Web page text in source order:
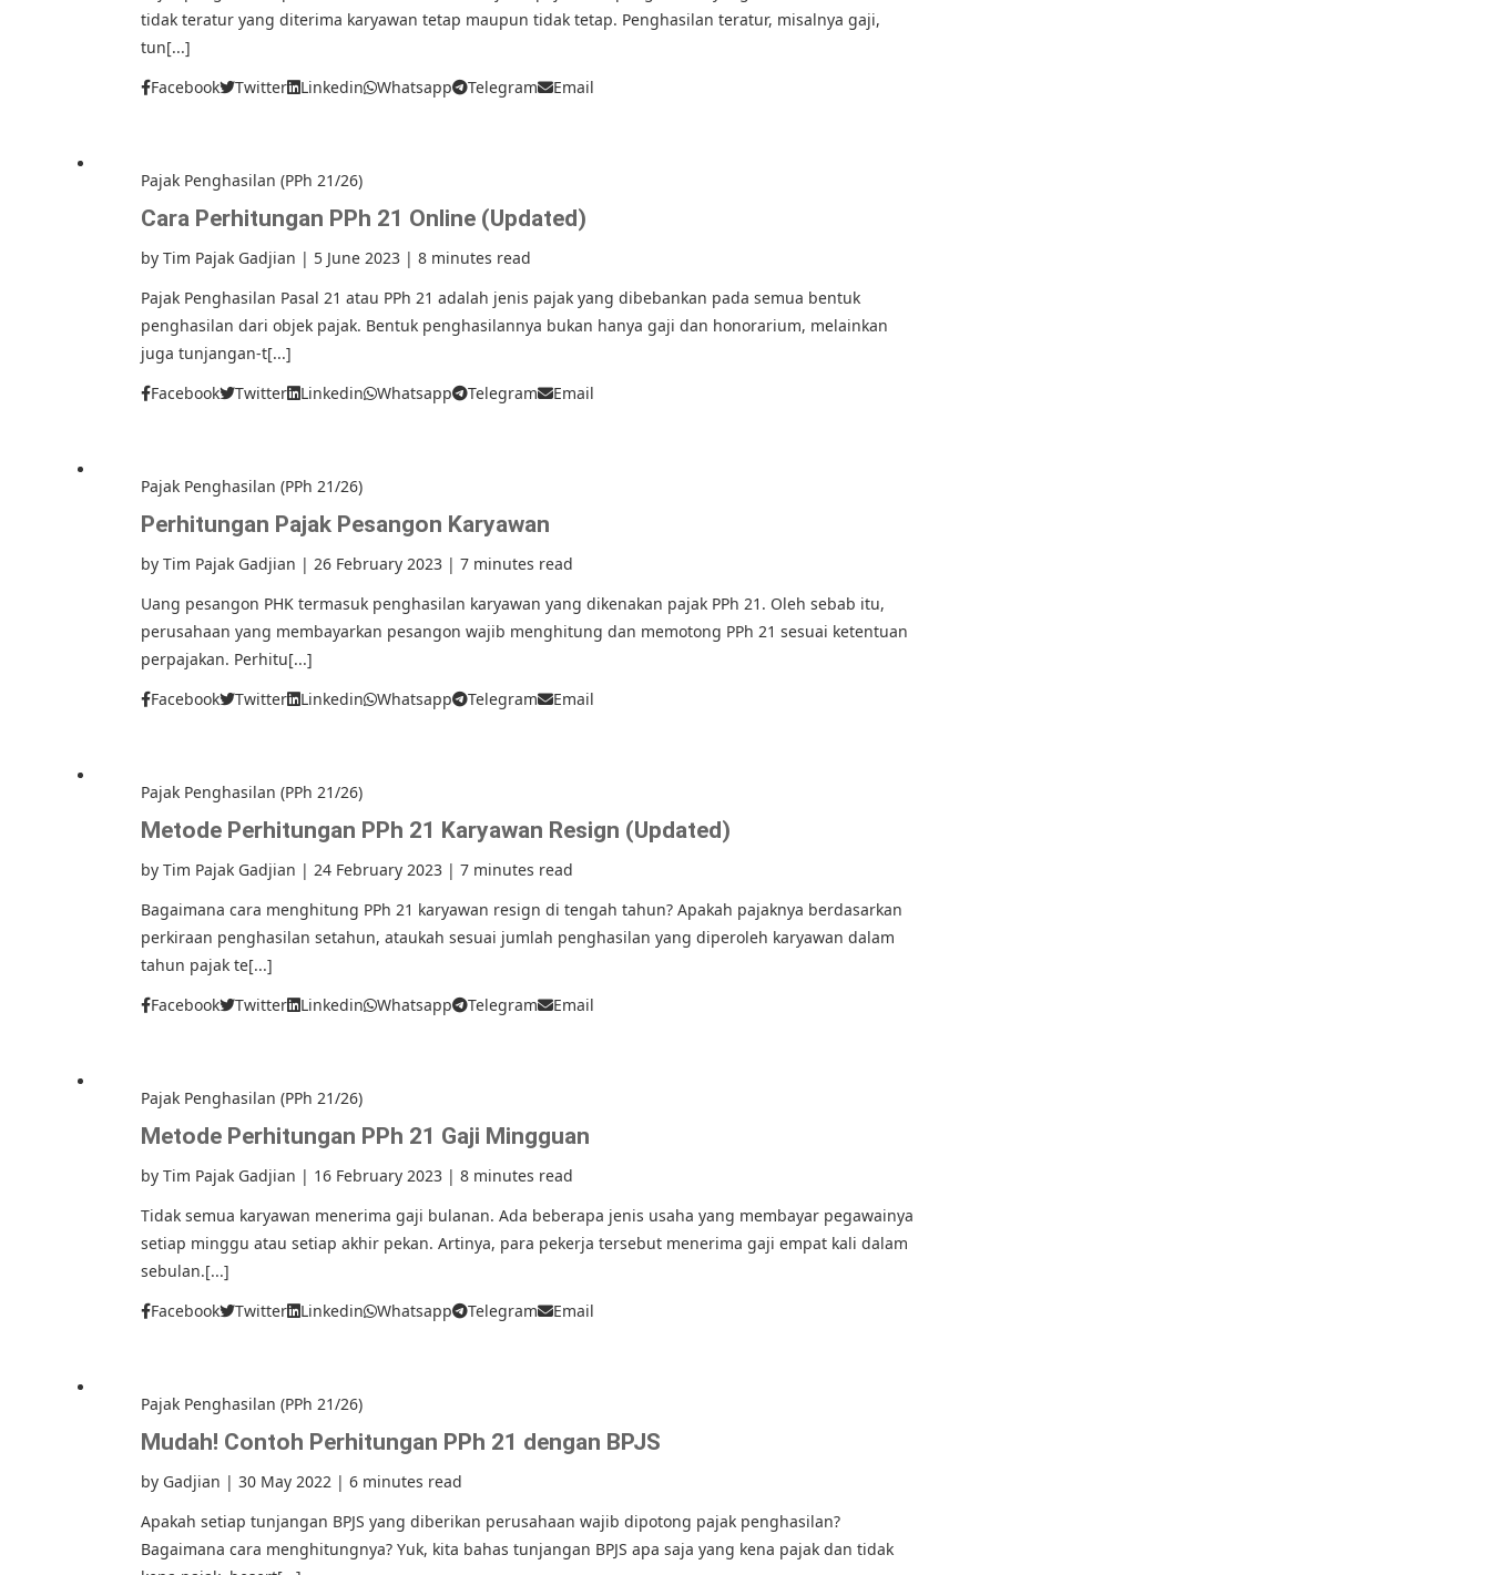
tidak teratur yang diterima karyawan tetap maupun tidak tetap. Penghasilan teratur, misalnya gaji,
tun[...]
Facebook
Twitter Linkedin Whatsapp Telegram Email
Pajak Penghasilan (PPh 21/26)
Cara Perhitungan PPh 21 Online (Updated)
by Tim Pajak Gadjian | 5 June 2023 | 8 minutes read
Pajak Penghasilan Pasal 21 atau PPh 21 adalah jenis pajak yang dibebankan pada semua bentuk
penghasilan dari objek pajak. Bentuk penghasilannya bukan hanya gaji dan honorarium, melainkan
juga tunjangan-t[...]
Facebook
Twitter Linkedin Whatsapp Telegram Email
Pajak Penghasilan (PPh 21/26)
Perhitungan Pajak Pesangon Karyawan
by Tim Pajak Gadjian | 26 February 2023 | 7 minutes read
Uang pesangon PHK termasuk penghasilan karyawan yang dikenakan pajak PPh 21. Oleh sebab itu,
perusahaan yang membayarkan pesangon wajib menghitung dan memotong PPh 21 sesuai ketentuan
perpajakan. Perhitu[...]
Facebook
Twitter Linkedin Whatsapp Telegram Email
Pajak Penghasilan (PPh 21/26)
Metode Perhitungan PPh 21 Karyawan Resign (Updated)
by Tim Pajak Gadjian | 24 February 2023 | 7 minutes read
Bagaimana cara menghitung PPh 21 karyawan resign di tengah tahun? Apakah pajaknya berdasarkan
perkiraan penghasilan setahun, ataukah sesuai jumlah penghasilan yang diperoleh karyawan dalam
tahun pajak te[...]
Facebook
Twitter Linkedin Whatsapp Telegram Email
Pajak Penghasilan (PPh 21/26)
Metode Perhitungan PPh 21 Gaji Mingguan
by Tim Pajak Gadjian | 16 February 2023 | 8 minutes read
Tidak semua karyawan menerima gaji bulanan. Ada beberapa jenis usaha yang membayar pegawainya
setiap minggu atau setiap akhir pekan. Artinya, para pekerja tersebut menerima gaji empat kali dalam
sebulan.[...]
Facebook
Twitter Linkedin Whatsapp Telegram Email
Pajak Penghasilan (PPh 21/26)
Mudah! Contoh Perhitungan PPh 21 dengan BPJS
by Gadjian | 30 May 2022 | 6 minutes read
Apakah setiap tunjangan BPJS yang diberikan perusahaan wajib dipotong pajak penghasilan?
Bagaimana cara menghitungnya? Yuk, kita bahas tunjangan BPJS apa saja yang kena pajak dan tidak